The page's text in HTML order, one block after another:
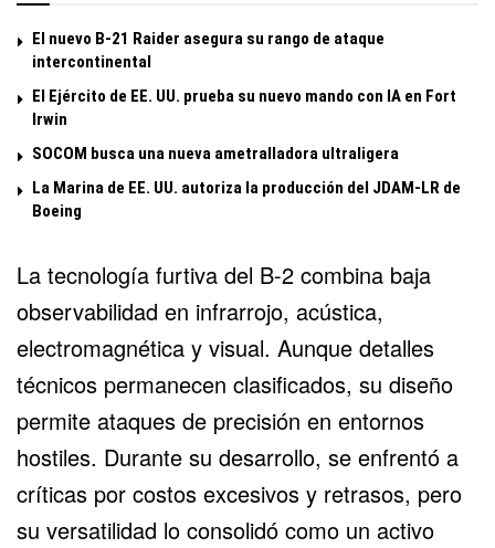
El nuevo B-21 Raider asegura su rango de ataque
intercontinental
El Ejército de EE. UU. prueba su nuevo mando con IA en Fort
Irwin
SOCOM busca una nueva ametralladora ultraligera
La Marina de EE. UU. autoriza la producción del JDAM-LR de
Boeing
La tecnología furtiva del B-2 combina baja
observabilidad en infrarrojo, acústica,
electromagnética y visual. Aunque detalles
técnicos permanecen clasificados, su diseño
permite ataques de precisión en entornos
hostiles. Durante su desarrollo, se enfrentó a
críticas por costos excesivos y retrasos, pero
su versatilidad lo consolidó como un activo